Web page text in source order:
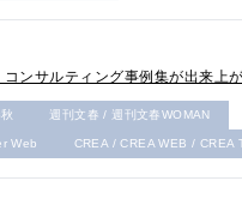
ンサルティング事例集が出来上が
週刊文春 / 週刊文春WOMAN
Web CREA / CREA WEB / CREA